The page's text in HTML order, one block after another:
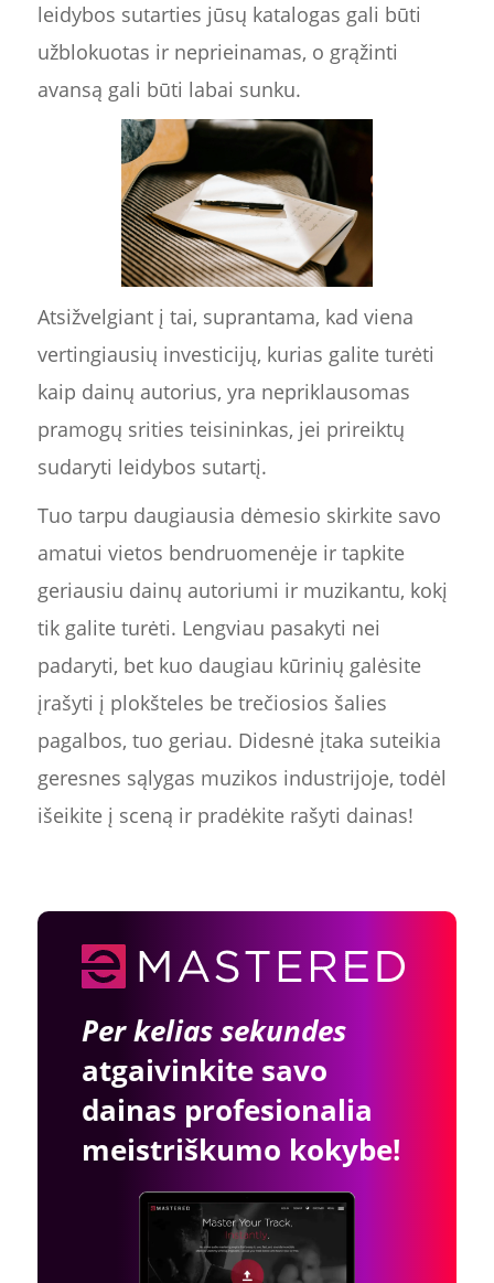
leidybos sutarties jūsų katalogas gali būti
užblokuotas ir neprieinamas, o grąžinti
avansą gali būti labai sunku.
Atsižvelgiant į tai, suprantama, kad viena
vertingiausių investicijų, kurias galite turėti
kaip dainų autorius, yra nepriklausomas
pramogų srities teisininkas, jei prireiktų
sudaryti leidybos sutartį.
Tuo tarpu daugiausia dėmesio skirkite savo
amatui vietos bendruomenėje ir tapkite
geriausiu dainų autoriumi ir muzikantu, kokį
tik galite turėti. Lengviau pasakyti nei
padaryti, bet kuo daugiau kūrinių galėsite
įrašyti į plokšteles be trečiosios šalies
pagalbos, tuo geriau. Didesnė įtaka suteikia
geresnes sąlygas muzikos industrijoje, todėl
išeikite į sceną ir pradėkite rašyti dainas!
Per kelias sekundes
atgaivinkite savo
dainas profesionalia
meistriškumo kokybe!